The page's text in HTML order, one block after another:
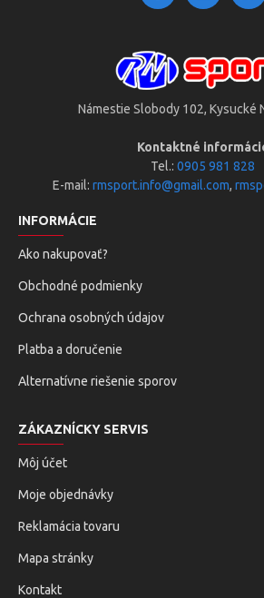
Námestie Slobody 102, Kysucké
Kontaktné
Tel.:0905 981 828
E-mail:rmsport.info@gmail.com,
INFORMÁCIE
Ako nakupovať?
Obchodné podmienky
Ochrana osobných údajov
Platba a doručenie
Alternatívne riešenie sporov
ZÁKAZNÍCKY SERVIS
Môj účet
Moje objednávky
Reklamácia tovaru
Mapa stránky
Kontakt